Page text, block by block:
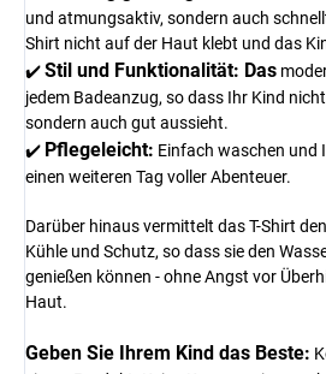
und atmungsaktiv, sondern auch
Shirt nicht auf der Haut klebt und das
✔️Stil und Funktionalität: Das
jedem Badeanzug, so dass Ihr Kind
sondern auch gut aussieht.
✔️ Pflegeleicht: Einfach waschen und
einen weiteren Tag voller Abenteuer.
Darüber hinaus vermittelt das T-Shirt
Kühle und Schutz, so dass sie den
genießen können - ohne Angst vor
Haut.
Geben Sie Ihrem Kind das Beste: